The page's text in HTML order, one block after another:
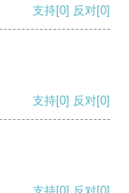
支持[0] 反对[0]
支持[0] 反对[0]